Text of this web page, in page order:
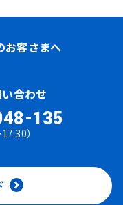
お客さまへ
合わせ
135
）